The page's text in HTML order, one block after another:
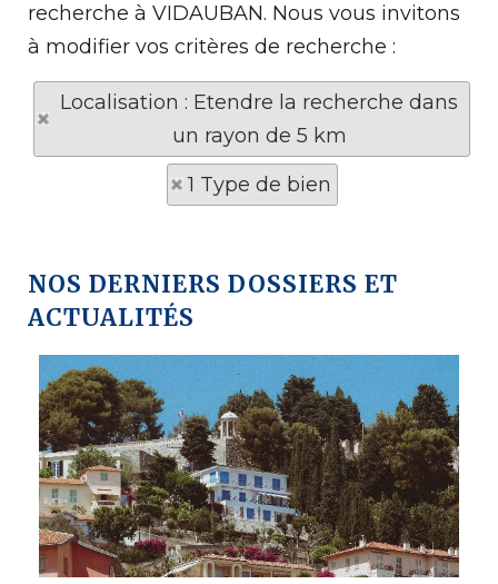
recherche à VIDAUBAN. Nous vous invitons
à modifier vos critères de recherche :
Localisation : Etendre la recherche dans
un rayon de 5 km
1 Type de bien
NOS DERNIERS DOSSIERS ET
ACTUALITÉS